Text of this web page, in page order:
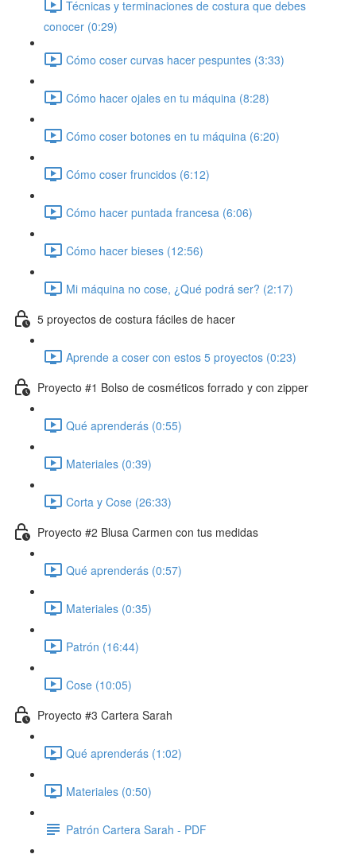
Técnicas y terminaciones de costura que debes
conocer (0:29)
Cómo coser curvas hacer pespuntes (3:33)
Cómo hacer ojales en tu máquina (8:28)
Cómo coser botones en tu máquina (6:20)
Cómo coser fruncidos (6:12)
Cómo hacer puntada francesa (6:06)
Cómo hacer bieses (12:56)
Mi máquina no cose, ¿Qué podrá ser? (2:17)
5 proyectos de costura fáciles de hacer
Aprende a coser con estos 5 proyectos (0:23)
Proyecto #1 Bolso de cosméticos forrado y con zipper
Qué aprenderás (0:55)
Materiales (0:39)
Corta y Cose (26:33)
Proyecto #2 Blusa Carmen con tus medidas
Qué aprenderás (0:57)
Materiales (0:35)
Patrón (16:44)
Cose (10:05)
Proyecto #3 Cartera Sarah
Qué aprenderás (1:02)
Materiales (0:50)
Patrón Cartera Sarah - PDF